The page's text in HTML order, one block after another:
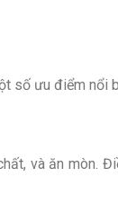
số ưu điểm nổi
và ăn mòn.